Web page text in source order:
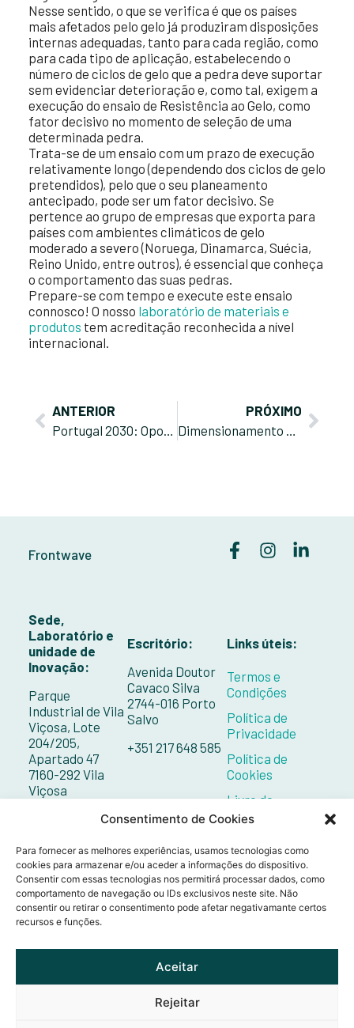
Consentimento de Cookies
Para fornecer as melhores experiências, usamos tecnologias como
cookies para armazenar e/ou aceder a informações do dispositivo.
Consentir com essas tecnologias nos permitirá processar dados, como
comportamento de navegação ou IDs exclusivos neste site. Não
consentir ou retirar o consentimento pode afetar negativamante certos
recursos e funções.
Aceitar
Rejeitar
Nesse sentido, o que se verifica é que os países
mais afetados pelo gelo já produziram disposições
internas adequadas, tanto para cada região, como
para cada tipo de aplicação, estabelecendo o
número de ciclos de gelo que a pedra deve suportar
sem evidenciar deterioração e, como tal, exigem a
execução do ensaio de Resistência ao Gelo, como
fator decisivo no momento de seleção de uma
determinada pedra.
Trata-se de um ensaio com um prazo de execução
relativamente longo (dependendo dos ciclos de gelo
pretendidos), pelo que o seu planeamento
antecipado, pode ser um fator decisivo. Se
pertence ao grupo de empresas que exporta para
países com ambientes climáticos de gelo
moderado a severo (Noruega, Dinamarca, Suécia,
Reino Unido, entre outros), é essencial que conheça
o comportamento das suas pedras.
Prepare-se com tempo e execute este ensaio
connosco! O nosso laboratório de materiais e
produtos tem acreditação reconhecida a nível
internacional.
ANTERIOR
PRÓXIMO
Frontwave
Sede,
Laboratório e
unidade de
Inovação:
Parque
Industrial de Vila
Viçosa, Lote
204/205,
Apartado 47
7160-292 Vila
Viçosa
+351 268 098 132
Escritório:
Avenida Doutor
Cavaco Silva
2744-016 Porto
Salvo
+351 217 648 585
Links úteis:
Termos e
Condições
Política de
Privacidade
Política de
Cookies
Livro de
Reclamações